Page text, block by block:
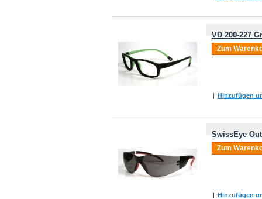
VD 200-227
Zum
| Hinzufügen
SwissEye
Zum
| Hinzufügen